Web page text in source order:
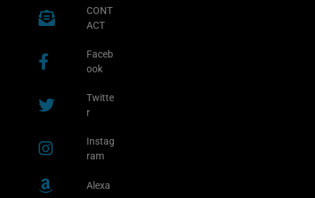
CONT
ACT
Faceb
ook
Twitte
r
Instag
ram
Alexa